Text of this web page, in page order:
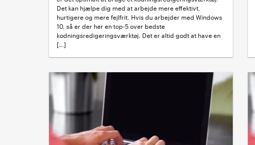
Det kan hjælpe dig med at arbejde mere effektivt,
hurtigere og mere fejlfrit. Hvis du arbejder med Windows
10, så er der her en top-5 over bedste
kodningsredigeringsværktøj. Det er altid godt at have en
[…]